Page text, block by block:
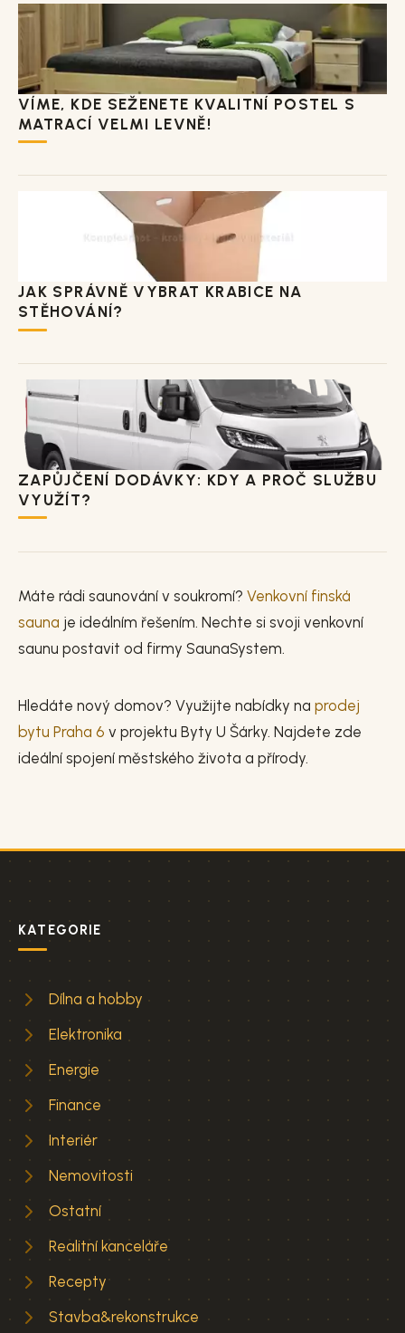
VÍME, KDE SEŽENETE KVALITNÍ POSTEL S
MATRACÍ VELMI LEVNĚ!
JAK SPRÁVNĚ VYBRAT KRABICE NA
STĚHOVÁNÍ?
ZAPŮJČENÍ DODÁVKY: KDY A PROČ SLUŽBU
VYUŽÍT?
Máte rádi saunování v soukromí? Venkovní finská
sauna je ideálním řešením. Nechte si svoji venkovní
saunu postavit od firmy SaunaSystem.
Hledáte nový domov? Využijte nabídky na prodej
bytu Praha 6 v projektu Byty U Šárky. Najdete zde
ideální spojení městského života a přírody.
KATEGORIE
Dílna a hobby
Elektronika
Energie
Finance
Interiér
Nemovitosti
Ostatní
Realitní kanceláře
Recepty
Stavba&rekonstrukce